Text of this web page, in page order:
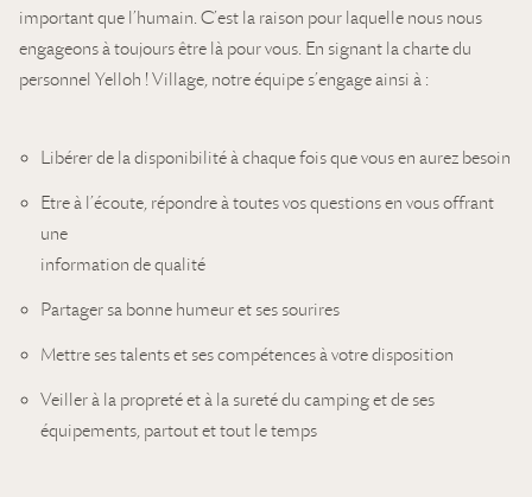
important que l’humain. C’est la raison pour laquelle nous nous
engageons à toujours être là pour vous. En signant la charte du
personnel Yelloh ! Village, notre équipe s’engage ainsi à :
Libérer de la disponibilité à chaque fois que vous en aurez besoin
Etre à l’écoute, répondre à toutes vos questions en vous offrant
une
information de qualité
Partager sa bonne humeur et ses sourires
Mettre ses talents et ses compétences à votre disposition
Veiller à la propreté et à la sureté du camping et de ses
équipements, partout et tout le temps